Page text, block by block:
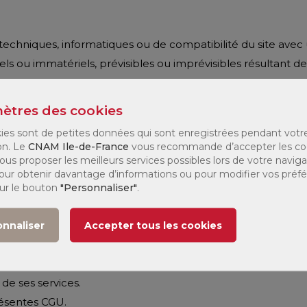
informatiques ou de compatibilité du site
ou immatériels, prévisibles ou imprévisibles résultant
notamment celles relatives au manque de fiabilité et
site et ce, sans qu'il en ait pris dûment connaissance au
n°2OO4801 du 6 août 2004 relative à la protection des
être engagée dans les cas suivants:
ses services.
CGU.
des cookies
sont de petites données qui sont enregistrées pendant
Le CNAM Ile-de-France vous recommande d’accepter les
proposer les meilleurs services possibles lors de votre
obtenir davantage d’informations ou pour modifier vos
le bouton "Personnaliser".
Accepter tous les cookies